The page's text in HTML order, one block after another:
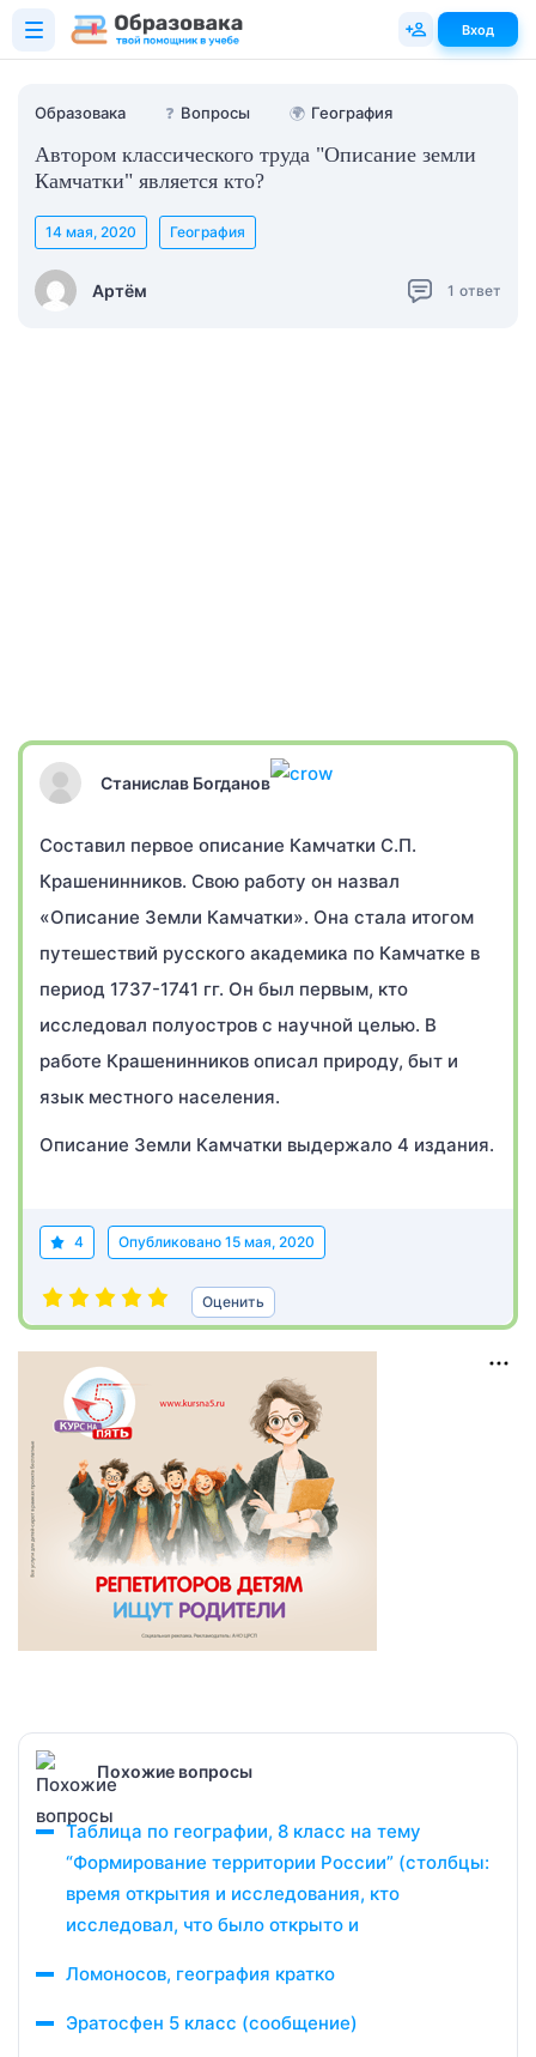
Образовака ❓ Вопросы 🌍 География
Автором классического труда "Описание земли
Камчатки" является кто?
Артём
14 мая, 2020 География
1 ответ
Станислав Богданов
Составил первое описание Камчатки С.П.
Крашенинников. Свою работу он назвал
«Описание Земли Камчатки». Она стала итогом
путешествий русского академика по Камчатке в
период 1737-1741 гг. Он был первым, кто
исследовал полуостров с научной целью. В
работе Крашенинников описал природу, быт и
язык местного населения.
Описание Земли Камчатки выдержало 4 издания.
4 Опубликовано 15 мая, 2020
Оценить
Похожие вопросы
Таблица по географии, 8 класс на тему
“Формирование территории России” (столбцы:
время открытия и исследования, кто
исследовал, что было открыто и
Ломоносов, география кратко
Эратосфен 5 класс (сообщение)
Вход